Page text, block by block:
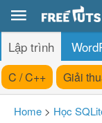
Lập trình
C / C++ Giải
Home > Học